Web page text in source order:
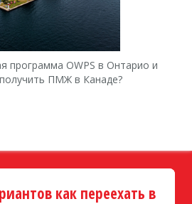
программа OWPS в Онтарио и
ПМЖ в Канаде?
как переехать в